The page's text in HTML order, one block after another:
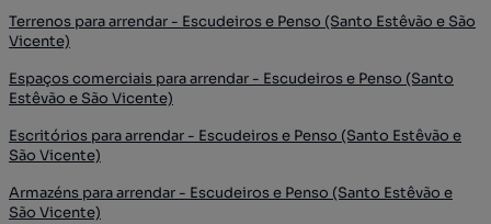
Terrenos para arrendar - Escudeiros e Penso (Santo Estêvão e São
Vicente)
Espaços comerciais para arrendar - Escudeiros e Penso (Santo
Estêvão e São Vicente)
Escritórios para arrendar - Escudeiros e Penso (Santo Estêvão e
São Vicente)
Armazéns para arrendar - Escudeiros e Penso (Santo Estêvão e
São Vicente)